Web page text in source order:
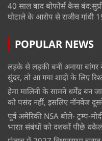
40 साल बाद बोफोर्स केस
घोटाले के आरोप से राजीव गांधी
POPULAR NEWS
लड़के से लड़की बनीं अनाया बांगर
सुंदर, तो आ गया शादी के लिए
हेमा मालिनी के सामने धर्मेंद्र बन
को पसंद नहीं, इसलिए नॉनवेज
पूर्व अमेरिकी NSA बोले- ट्रम्प-
भारत संबंधों को दशकों पीछे